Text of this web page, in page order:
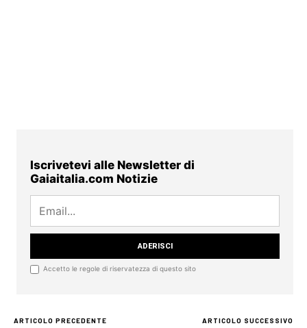
Iscrivetevi alle Newsletter di
Gaiaitalia.com Notizie
Accetto le regole di riservatezza di questo sito
ARTICOLO PRECEDENTE ARTICOLO SUCCESSIVO